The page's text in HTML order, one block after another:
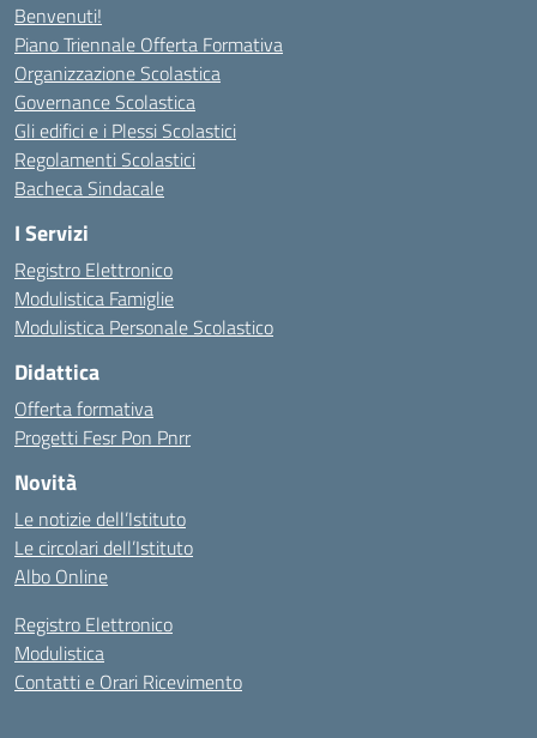
Benvenuti!
Piano Triennale Offerta Formativa
Organizzazione Scolastica
Governance Scolastica
Gli edifici e i Plessi Scolastici
Regolamenti Scolastici
Bacheca Sindacale
I Servizi
Registro Elettronico
Modulistica Famiglie
Modulistica Personale Scolastico
Didattica
Offerta formativa
Progetti Fesr Pon Pnrr
Novità
Le notizie dell’Istituto
Le circolari dell’Istituto
Albo Online
Registro Elettronico
Modulistica
Contatti e Orari Ricevimento